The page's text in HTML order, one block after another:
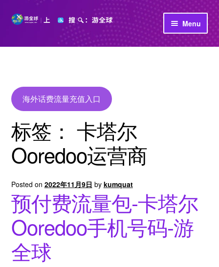
Skip
Skip
Menu
首页
公司介绍
海外话费流量充值入口
标签： 卡塔尔
Ooredoo运营商
Posted on 2022年11月9日 by kumquat
预付费流量包-卡塔尔
Ooredoo手机号码-游
全球